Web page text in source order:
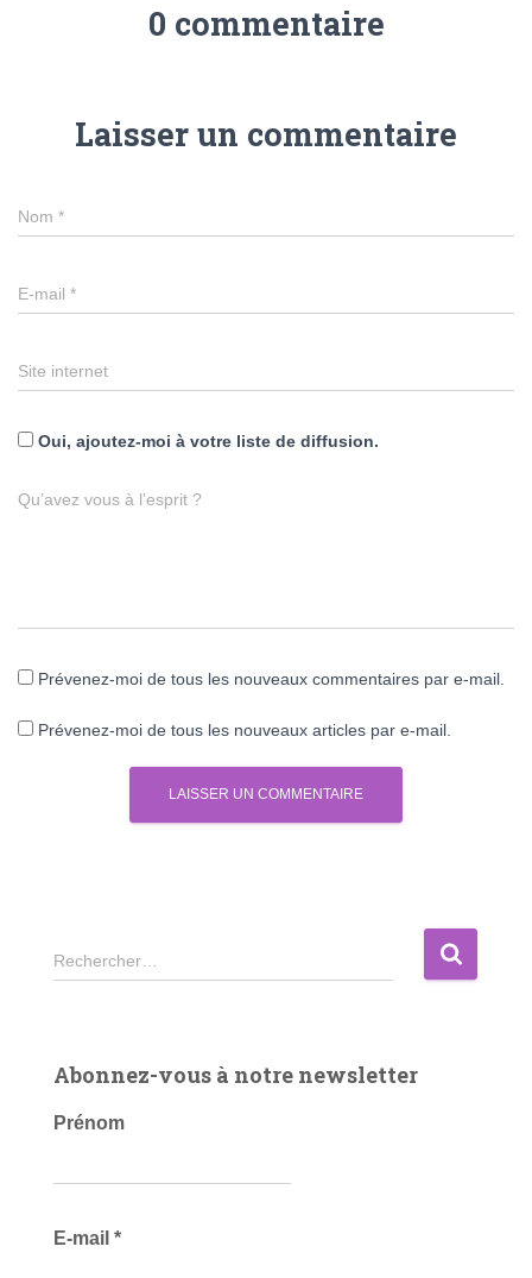
0 commentaire
Laisser un commentaire
Nom *
E-mail *
Site internet
Oui, ajoutez-moi à votre liste de diffusion.
Qu’avez vous à l’esprit ?
Prévenez-moi de tous les nouveaux commentaires par e-mail.
Prévenez-moi de tous les nouveaux articles par e-mail.
R
e
r
h
r
:
Rechercher…
Abonnez-vous à notre newsletter
Prénom
E-mail *